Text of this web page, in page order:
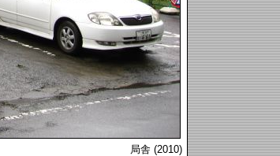
局舎 (2010)